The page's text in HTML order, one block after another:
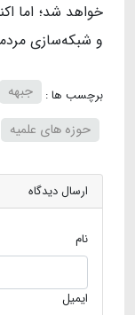
خواهد شد؛ اما
و شبکه‌سازی
برچسب ها : جبهه
حوزه های علمیه
ارسال دیدگاه
نام
ایمیل